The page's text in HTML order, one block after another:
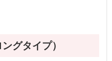
グタイプ）